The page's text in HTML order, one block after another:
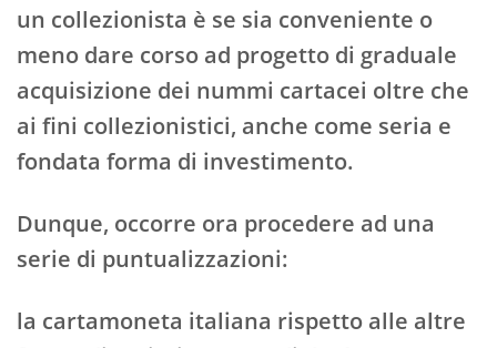
un collezionista è se sia conveniente o
meno dare corso ad progetto di graduale
acquisizione dei nummi cartacei oltre che
ai fini collezionistici, anche come seria e
fondata forma di investimento.
Dunque, occorre ora procedere ad una
serie di puntualizzazioni:
la cartamoneta italiana rispetto alle altre